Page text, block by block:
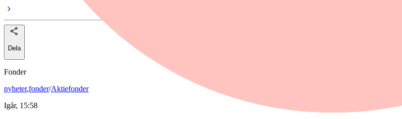
Dela
Fonder
nyheter,fonder/Aktiefonder
Igår, 15:58